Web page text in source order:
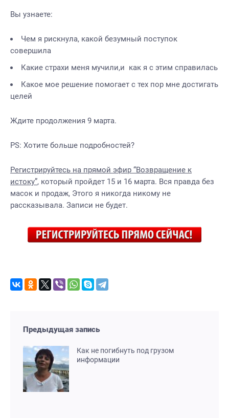
Вы узнаете:
Чем я рискнула, какой безумный поступок
совершила
Какие страхи меня мучили,и как я с этим справилась
Какое мое решение помогает с тех пор мне достигать
целей
Ждите продолжения 9 марта.
PS: Хотите больше подробностей?
Регистрируйтесь на прямой эфир “Возвращение к
истоку”, который пройдет 15 и 16 марта. Вся правда без
масок и продаж, Этого я никогда никому не
рассказывала. Записи не будет.
Предыдущая запись
Как не погибнуть под грузом
информации